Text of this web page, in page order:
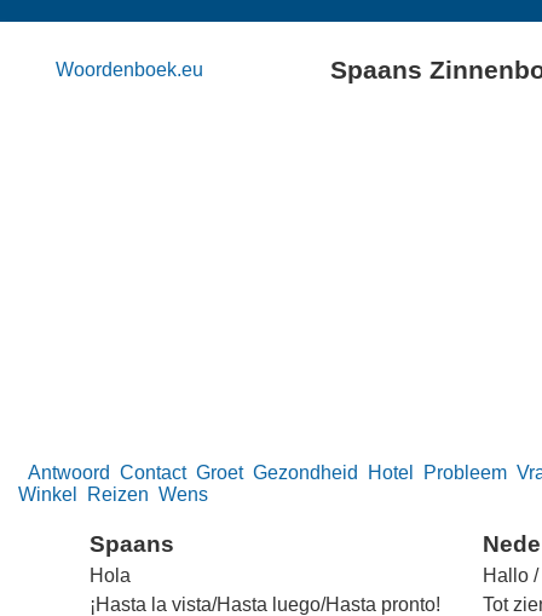
Woordenboek.eu Spaans
Antwoord Contact Groet Gezondheid Hotel Probleem
Winkel
Reizen Wens
Spaans
Hola
Hallo
¡Hasta la vista/Hasta luego/Hasta pronto!
Tot